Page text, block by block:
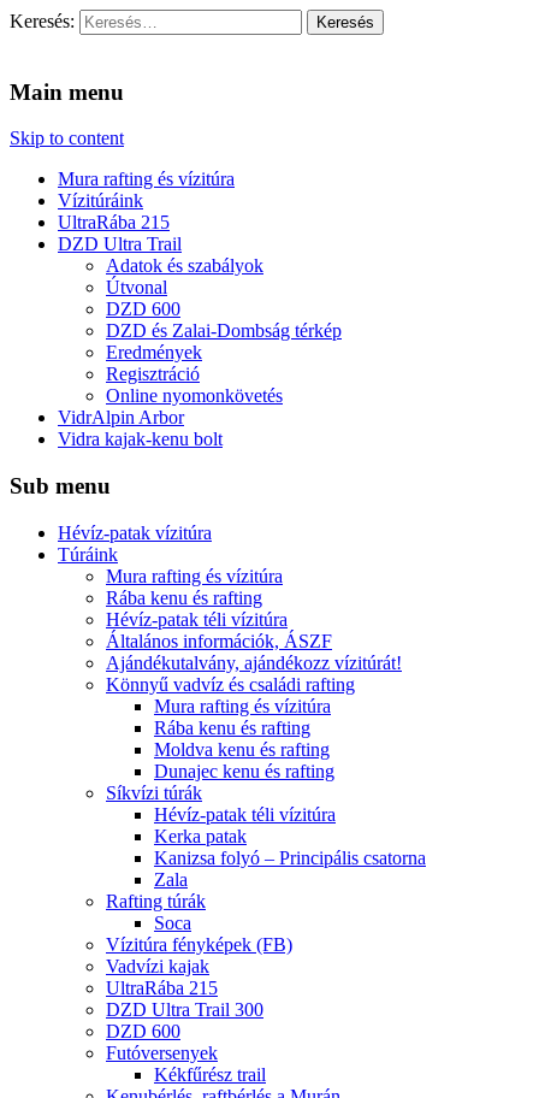
Keresés:
Main menu
Skip to content
Mura rafting és vízitúra
Vízitúráink
UltraRába 215
DZD Ultra Trail
Adatok és szabályok
Útvonal
DZD 600
DZD és Zalai-Dombság térkép
Eredmények
Regisztráció
Online nyomonkövetés
VidrAlpin Arbor
Vidra kajak-kenu bolt
Sub menu
Hévíz-patak vízitúra
Túráink
Mura rafting és vízitúra
Rába kenu és rafting
Hévíz-patak téli vízitúra
Általános információk, ÁSZF
Ajándékutalvány, ajándékozz vízitúrát!
Könnyű vadvíz és családi rafting
Mura rafting és vízitúra
Rába kenu és rafting
Moldva kenu és rafting
Dunajec kenu és rafting
Síkvízi túrák
Hévíz-patak téli vízitúra
Kerka patak
Kanizsa folyó – Principális csatorna
Zala
Rafting túrák
Soca
Vízitúra fényképek (FB)
Vadvízi kajak
UltraRába 215
DZD Ultra Trail 300
DZD 600
Futóversenyek
Kékfűrész trail